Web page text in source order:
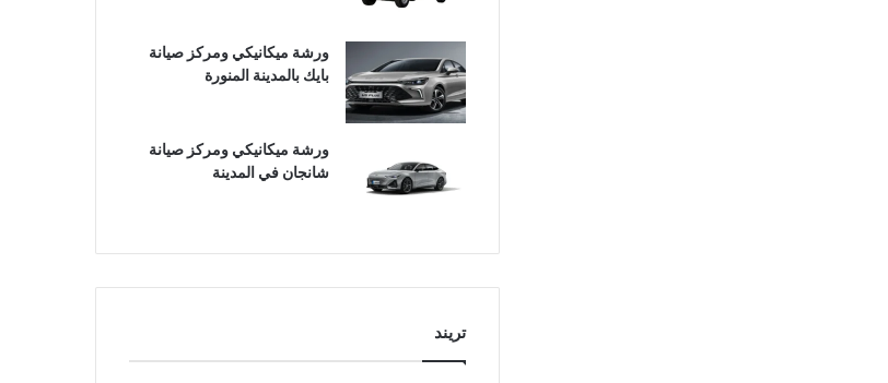
ورشة ميكانيكي ومركز صيانة
بايك بالمدينة المنورة
ورشة ميكانيكي ومركز صيانة
شانجان في المدينة
تريند